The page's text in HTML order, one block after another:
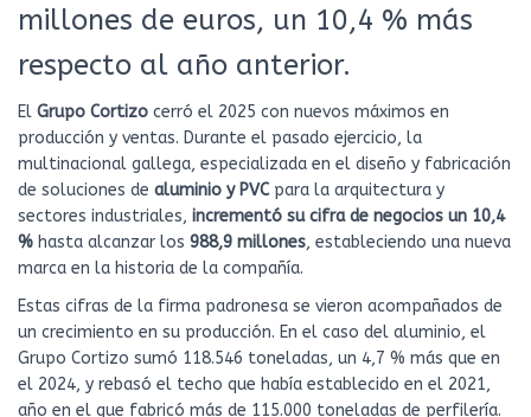
millones de euros, un 10,4 % más
respecto al año anterior.
El Grupo Cortizo cerró el 2025 con nuevos máximos en
producción y ventas. Durante el pasado ejercicio, la
multinacional gallega, especializada en el diseño y fabricación
de soluciones de aluminio y PVCpara la arquitectura y
sectores industriales, incrementó su cifra de negocios un 10,4
% hasta alcanzar los 988,9 millones, estableciendo una nueva
marca en la historia de la compañía.
Estas cifras de la firma padronesa se vieron acompañados de
un crecimiento en su producción. En el caso del aluminio, el
Grupo Cortizo sumó 118.546 toneladas, un 4,7 % más que en
el 2024, y rebasó el techo que había establecido en el 2021,
año en el que fabricó más de 115.000 toneladas de perfilería.